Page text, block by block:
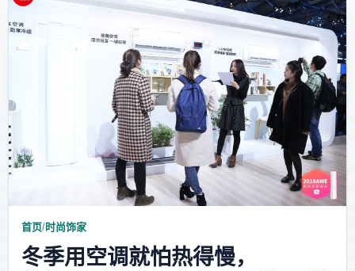
装修设计
家居文化
家装攻略 创意家居
首页/时尚饰家
冬季用空调就怕热得慢，